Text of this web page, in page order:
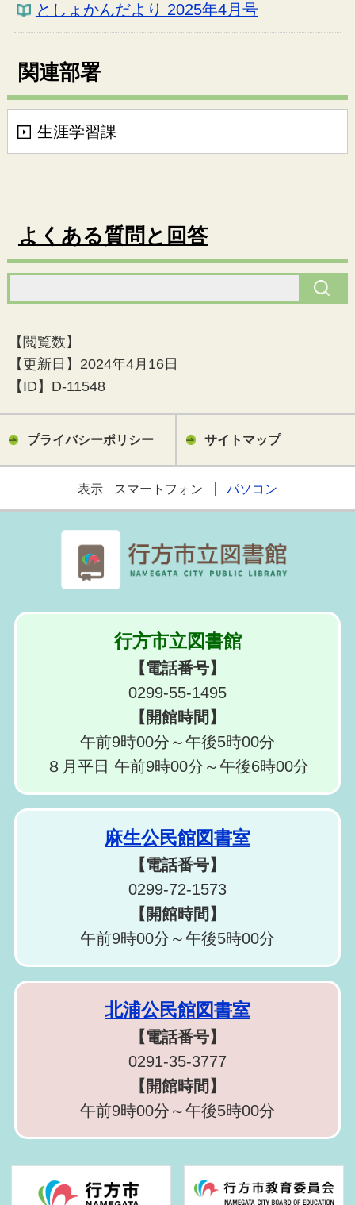
としょかんだより 2025年4月号
関連部署
生涯学習課
よくある質問と回答
【閲覧数】
【更新日】 2024年4月16日
【ID】 D-11548
プライバシーポリシー サイトマップ
表示 スマートフォン パソコン
行方市立図書館
【電話番号】
0299-55-1495
【開館時間】
午前9時00分～午後5時00分
８月平日 午前9時00分～午後6時00分
麻生公民館図書室
【電話番号】
0299-72-1573
【開館時間】
午前9時00分～午後5時00分
北浦公民館図書室
【電話番号】
0291-35-3777
【開館時間】
午前9時00分～午後5時00分